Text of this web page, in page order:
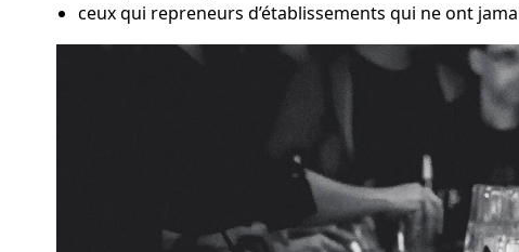
ceux qui repreneurs d’établissements qui ne ont